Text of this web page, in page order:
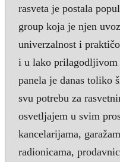
rasveta je postala
group koja je njen
univerzalnost i
i u lako prilagodljivom
panela je danas toliko
svu potrebu za
osvetljajem u svim
kancelarijama,
radionicama,